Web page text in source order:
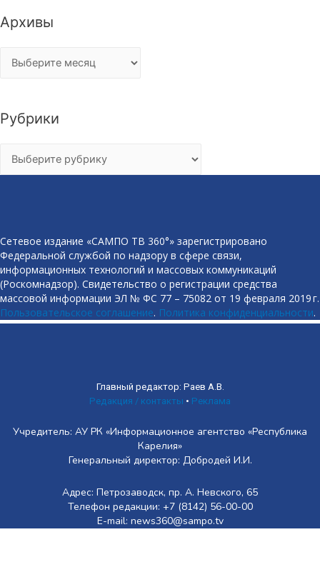
Архивы
Архивы
Рубрики
Рубрики
Сетевое издание «САМПО ТВ 360°» зарегистрировано
Федеральной службой по надзору в сфере связи,
информационных технологий и массовых коммуникаций
(Роскомнадзор). Свидетельство о регистрации средства
массовой информации ЭЛ № ФС 77 – 75082 от 19 февраля 2019 г.
Пользовательское соглашение. Политика конфиденциальности.
Главный редактор: Раев А.В.
Редакция / контакты • Реклама
Учредитель: АУ РК «Информационное агентство «Республика
Карелия»
Генеральный директор: Добродей И.И.
Адрес: Петрозаводск, пр. А. Невского, 65
Телефон редакции: +7 (8142) 56-00-00
E-mail: news360@sampo.tv